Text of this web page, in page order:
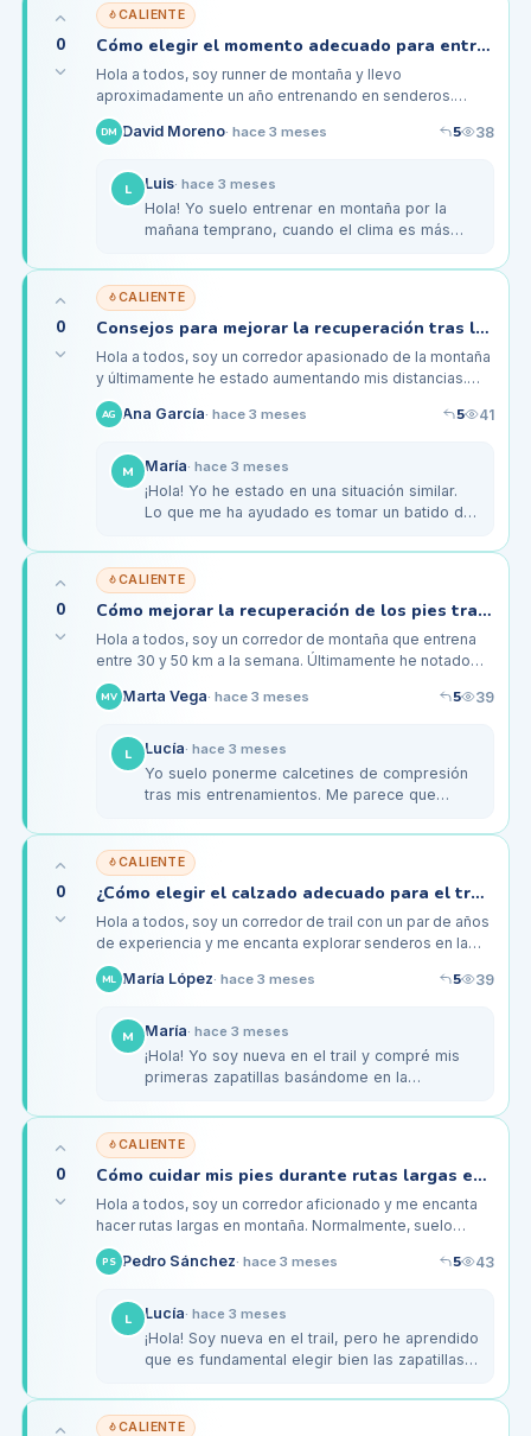
0
CALIENTE
Cómo elegir el momento adecuado para entrenar en montaña sin lesionarme
Hola a todos, soy runner de montaña y llevo
aproximadamente un año entrenando en senderos.
Normalmente, suelo salir a correr entre 3 y 4 veces por
semana, haciendo unos 30 a 40…
DM David Moreno· hace 3 meses 5 38
L Luis· hace 3 meses
Hola! Yo suelo entrenar en montaña por la
mañana temprano, cuando el clima es más
rutina de calentamiento antes de…
0
CALIENTE
Consejos para mejorar la recuperación tras largas rutas de montaña
Hola a todos, soy un corredor apasionado de la montaña
y últimamente he estado aumentando mis distancias.
Normalmente corro entre 30 y 50 km por semana, pero
después de mis…
AG Ana García· hace 3 meses 5 41
M María· hace 3 meses
¡Hola! Yo he estado en una situación similar.
Lo que me ha ayudado es tomar un batido de
puedo, darme un baño caliente…
0
CALIENTE
Cómo mejorar la recuperación de los pies tras largas rutas de montaña
Hola a todos, soy un corredor de montaña que entrena
entre 30 y 50 km a la semana. Últimamente he notado
que mis pies tardan más en recuperarse después de mis
rutas largas,…
MV Marta Vega· hace 3 meses 5 39
L Lucía· hace 3 meses
Yo suelo ponerme calcetines de compresión
tras mis entrenamientos. Me parece que
se sientan menos cansados después…
0
CALIENTE
¿Cómo elegir el calzado adecuado para el trail en montaña?
Hola a todos, soy un corredor de trail con un par de años
de experiencia y me encanta explorar senderos en la
montaña. Últimamente he estado pensando en la
importancia del calzado…
ML María López· hace 3 meses 5 39
M María· hace 3 meses
¡Hola! Yo soy nueva en el trail y compré mis
primeras zapatillas basándome en la
dolían los pies después de correr,…
0
CALIENTE
Cómo cuidar mis pies durante rutas largas en montaña: consejos prácticos
Hola a todos, soy un corredor aficionado y me encanta
hacer rutas largas en montaña. Normalmente, suelo
correr entre 30 y 50 kilómetros a la semana, y siempre
busco nuevos…
PS Pedro Sánchez· hace 3 meses 5 43
L Lucía· hace 3 meses
¡Hola! Soy nueva en el trail, pero he aprendido
que es fundamental elegir bien las zapatillas.
que un zapato muy…
CALIENTE